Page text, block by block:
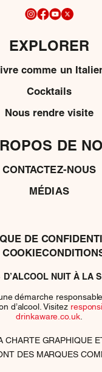
EXPLORER
comme un
Cocktails
Nous rendre visite
DE
CONTACTEZ-NOUS
MÉDIAS
DE
COOKIE
D’ALCOOL NUIT À LA
démarche
d’alcool. Visitez
drinkaware.co.uk
CHARTE GRAPHIQUE
DES MARQUES